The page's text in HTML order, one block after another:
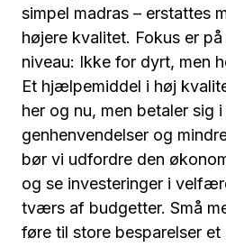
simpel madras – erstattes
højere kvalitet. Fokus er
niveau: Ikke for dyrt, men
Et hjælpemiddel i høj
her og nu, men betaler
genhenvendelser og
bør vi udfordre den
og se investeringer i
tværs af budgetter. Små
føre til store besparelser et